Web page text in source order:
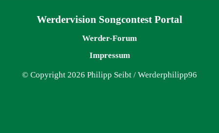
Werdervision Songcontest Portal
Werder-Forum
Impressum
© Copyright 2026 Philipp Seibt / Werderphilipp96